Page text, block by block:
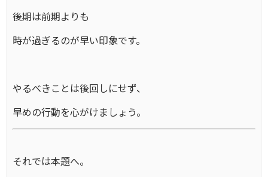
後期は前期よりも
時が過ぎるのが早い印象です。
やるべきことは後回しにせず、
早めの行動を心がけましょう。
それでは本題へ。